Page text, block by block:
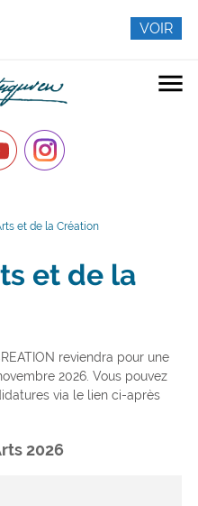
menu
et de la Création
et de la
reviendra pour une
2026. Vous pouvez
via le lien ci-après
2026
VOIR